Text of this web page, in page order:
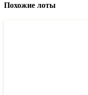
Похожие лоты